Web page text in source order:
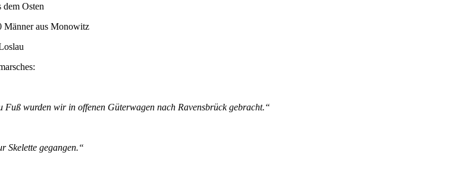
Osten
Männer aus Monowitz
Fuß wurden wir in offenen Güterwagen nach Ravensbrück gebracht.“
Skelette gegangen.“